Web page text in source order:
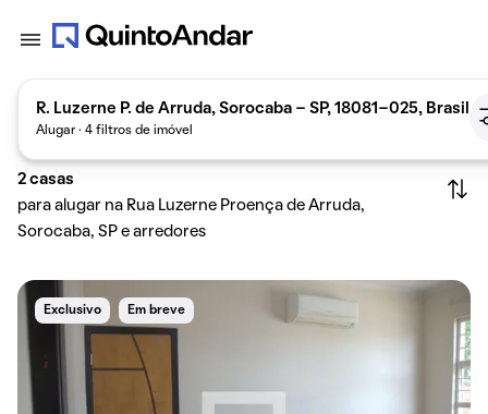
R. Luzerne P. de Arruda, Sorocaba - SP, 18081-025, Brasil
Alugar · 4 filtros de imóvel
2 casas
para alugar na Rua Luzerne Proença de Arruda,
Sorocaba, SP e arredores
Exclusivo Em breve